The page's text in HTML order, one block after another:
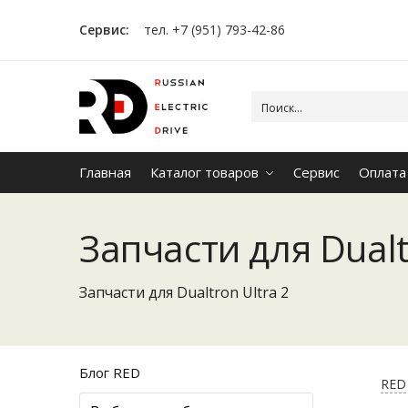
Сервис: тел. +7 (951) 793-42-86
Главная Каталог товаров Сервис
Запчасти для
Запчасти для Dualtron Ultra 2
Блог RED